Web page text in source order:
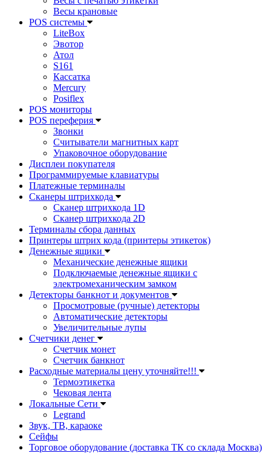
Весы крановые
POS системы
LiteBox
Эвотор
Атол
S161
Кассатка
Mercury
Posiflex
POS мониторы
POS переферия
Звонки
Считыватели магнитных карт
Упаковочное оборудование
Дисплеи покупателя
Программируемые клавиатуры
Платежные терминалы
Сканеры штрихкода
Сканер штрихкода 1D
Сканер штрихкода 2D
Терминалы сбора данных
Принтеры штрих кода (принтеры этикеток)
Денежные ящики
Механические денежные ящики
Подключаемые денежные ящики с
электромеханическим замком
Детекторы банкнот и документов
Просмотровые (ручные) детекторы
Автоматические детекторы
Увеличительные лупы
Счетчики денег
Счетчик монет
Счетчик банкнот
Расходные материалы цену уточняйте!!!
Термоэтикетка
Чековая лента
Локальные Сети
Legrand
Звук, ТВ, караоке
Сейфы
Торговое оборудование (доставка ТК со склада Москва)